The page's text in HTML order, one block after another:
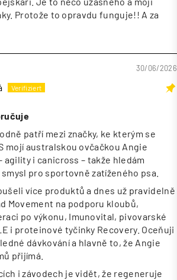
Protože to opravdu funguje!! A za
30/06/2026
patří mezi značky, ke kterým se
mojí australskou ovčačkou Angie
i canicross – takže hledám
pro sportovně zatíženého psa.
více produktů a dnes už pravidelně
Movement na podporu kloubů,
po výkonu, Imunovital, pivovarské
i proteinové tyčinky Recovery. Oceňuji
dávkování a hlavně to, že Angie
přijímá.
i závodech je vidět, že regeneruje